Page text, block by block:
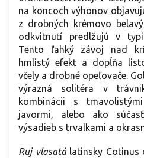
na koncoch výhonov
z drobných krémovo
odkvitnutí predlžujú v
Tento ľahký závoj nad
hmlistý efekt a dopĺňa
včely a drobné opeľovače.
výrazná solitéra v
kombinácii s
javormi, alebo ako
výsadieb s trvalkami a
Ruj vlasatálatinsky Cotinus